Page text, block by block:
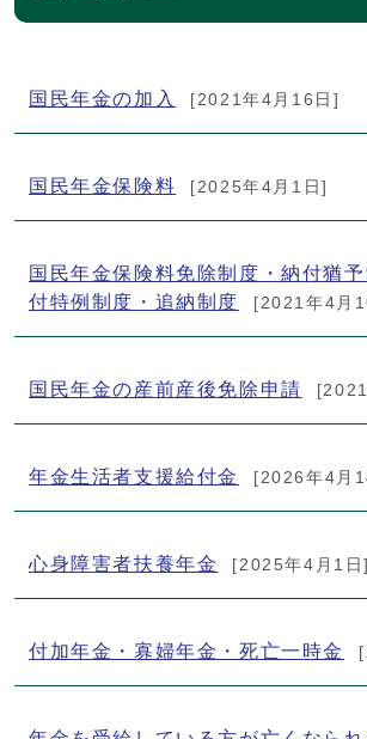
メインメニュー
国民年金の加入 [2021年4月16日]
国民年金保険料 [2025年4月1日]
国民年金保険料免除制度・納付猶
付特例制度・追納制度
[2021年4月
国民年金の産前産後免除申請
年金生活者支援給付金 [2026年4月
心身障害者扶養年金 [2025年4月1日]
付加年金・寡婦年金・死亡一時金